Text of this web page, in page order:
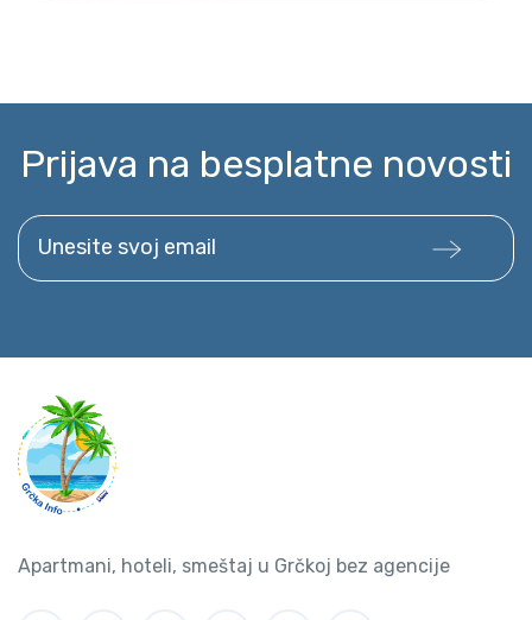
Prijava na besplatne novosti
Unesite svoj email
Apartmani, hoteli, smeštaj u Grčkoj bez agencije